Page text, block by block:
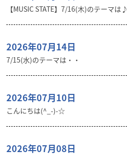
【MUSIC STATE】7/16(木)のテーマは♪
2026年07月14日
7/15(水)のテーマは・・
2026年07月10日
こんにちは(^_-)-☆
2026年07月08日